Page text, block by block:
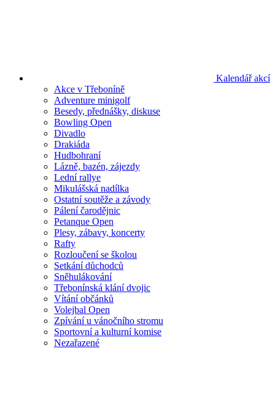
Kalendář akcí
Akce v Třeboníně
Adventure minigolf
Besedy, přednášky, diskuse
Bowling Open
Divadlo
Drakiáda
Hudbohraní
Lázně, bazén, zájezdy
Lední rallye
Mikulášská nadílka
Ostatní soutěže a závody
Pálení čarodějnic
Petanque Open
Plesy, zábavy, koncerty
Rafty
Rozloučení se školou
Setkání důchodců
Sněhulákování
Třebonínská klání dvojic
Vítání občánků
Volejbal Open
Zpívání u vánočního stromu
Sportovní a kulturní komise
Nezařazené